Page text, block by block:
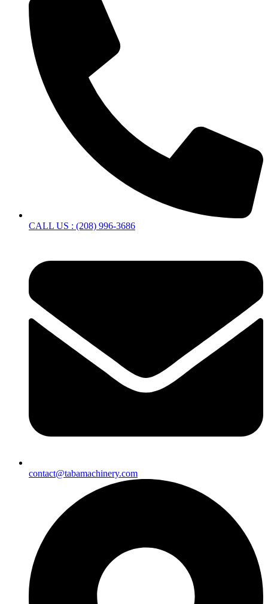
CALL US : (208) 996-3686
contact@tabamachinery.com